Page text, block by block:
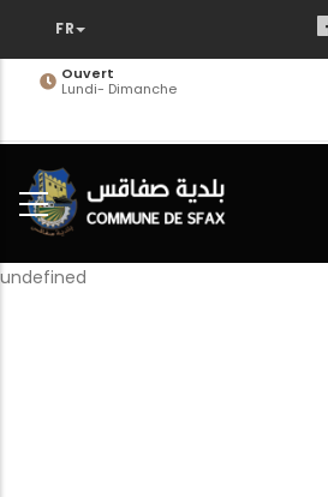
contenuOuvert
Lundi- Dimanche
undefined